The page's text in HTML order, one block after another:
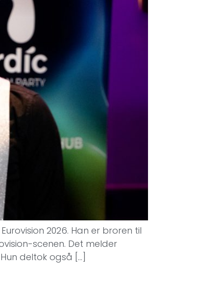
2026. Han er broren til
scenen. Det melder
deltok også […]